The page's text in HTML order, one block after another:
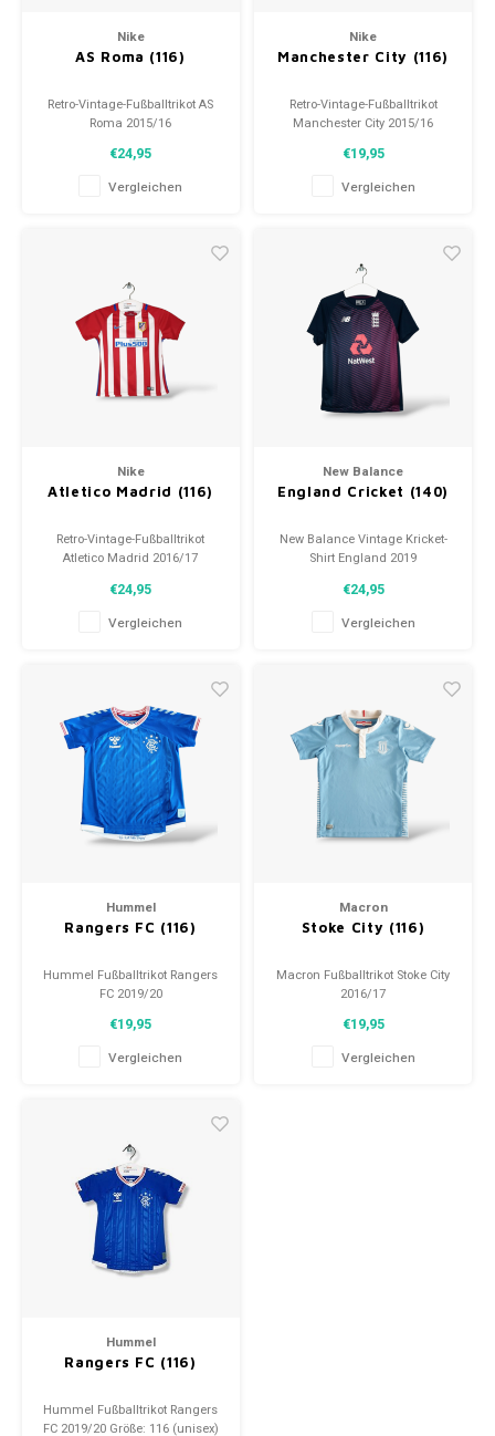
Nike
AS Roma (116)
Retro-Vintage-Fußballtrikot AS
Roma 2015/16
Gesamtzustand des Hemdes:
9.5/10 (gebraucht)
€24,95
Vergleichen
Nike
Manchester City (116)
Retro-Vintage-Fußballtrikot
Manchester City 2015/16
Gesamtzustand des Hemdes:
9/10 (gebraucht)
€19,95
Vergleichen
Nike
Atletico Madrid (116)
Retro-Vintage-Fußballtrikot
Atletico Madrid 2016/17
Gesamtzustand des Hemdes:
9.5/10 (gebraucht)
€24,95
Vergleichen
New Balance
England Cricket (140)
New Balance Vintage Kricket-
Shirt England 2019
Zustand: 10/10 (gebraucht)
€24,95
Vergleichen
Hummel
Rangers FC (116)
Hummel Fußballtrikot Rangers
FC 2019/20
Zustand: 10/10 (gebraucht)
€19,95
Vergleichen
Macron
Stoke City (116)
Macron Fußballtrikot Stoke City
2016/17
Zustand: 9,5/10 (gebraucht)
€19,95
Vergleichen
Hummel
Rangers FC (116)
Hummel Fußballtrikot Rangers
FC 2019/20 Größe: 116 (unisex)